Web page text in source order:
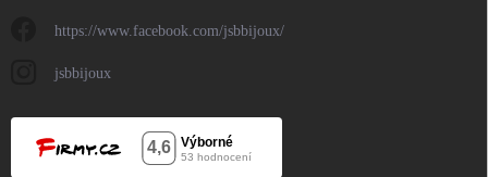
https://www.facebook.com/jsbbijoux/
jsbbijoux